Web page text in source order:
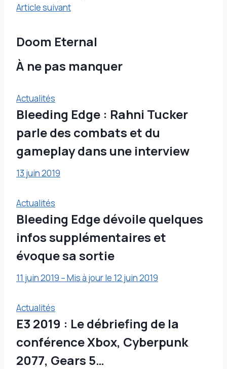
Article suivant
Doom Eternal
À ne pas manquer
Actualités
Bleeding Edge : Rahni Tucker
parle des combats et du
gameplay dans une interview
13 juin 2019
Actualités
Bleeding Edge dévoile quelques
infos supplémentaires et
évoque sa sortie
11 juin 2019 – Mis à jour le 12 juin 2019
Actualités
E3 2019 : Le débriefing de la
conférence Xbox, Cyberpunk
2077, Gears 5…